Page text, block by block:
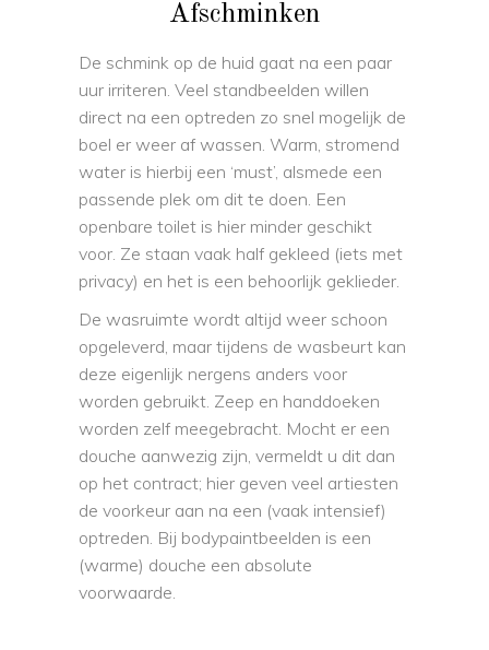
Afschminken
De schmink op de huid gaat na een paar
uur irriteren. Veel standbeelden willen
direct na een optreden zo snel mogelijk de
boel er weer af wassen. Warm, stromend
water is hierbij een ‘must’, alsmede een
passende plek om dit te doen. Een
openbare toilet is hier minder geschikt
voor. Ze staan vaak half gekleed (iets met
privacy) en het is een behoorlijk geklieder.
De wasruimte wordt altijd weer schoon
opgeleverd, maar tijdens de wasbeurt kan
deze eigenlijk nergens anders voor
worden gebruikt. Zeep en handdoeken
worden zelf meegebracht. Mocht er een
douche aanwezig zijn, vermeldt u dit dan
op het contract; hier geven veel artiesten
de voorkeur aan na een (vaak intensief)
optreden. Bij bodypaintbeelden is een
(warme) douche een absolute
voorwaarde.